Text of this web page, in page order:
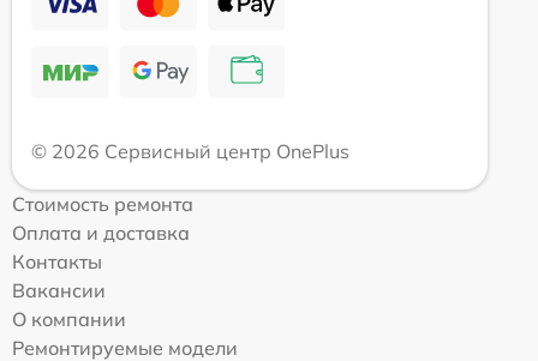
© 2026 Сервисный центр OnePlus
Стоимость ремонта
Оплата и доставка
Контакты
Вакансии
О компании
Ремонтируемые модели